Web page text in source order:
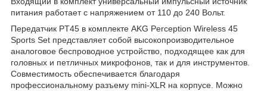
питания работает с напряжением от 110 до 240 Вольт.
Передатчик PT45 в комплекте AKG Perception Wireless 45
Sports Set представляет собой высокопроизводительное
аналоговое беспроводное устройство, подходящее как для
головных и петличных микрофонов, так и для инструментов.
Совместимость обеспечивается благодаря
профессиональному разъему mini-XLR на корпусе. Можно